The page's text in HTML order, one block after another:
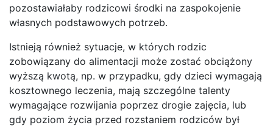
pozostawiałaby rodzicowi środki na zaspokojenie
własnych podstawowych potrzeb.
Istnieją również sytuacje, w których rodzic
zobowiązany do alimentacji może zostać obciążony
wyższą kwotą, np. w przypadku, gdy dzieci wymagają
kosztownego leczenia, mają szczególne talenty
wymagające rozwijania poprzez drogie zajęcia, lub
gdy poziom życia przed rozstaniem rodziców był